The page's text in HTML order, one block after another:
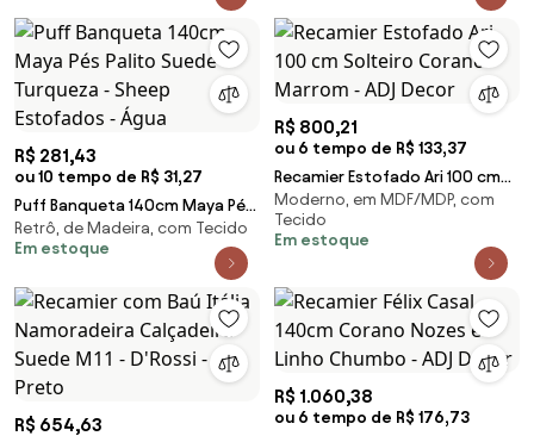
R$ 281,43
ou 10 tempo de R$ 31,27
Puff Banqueta 140cm Maya Pés
Palito Suede Turqueza - Sheep
Estofados - Água
Retrô, de Madeira, com Tecido
Em estoque
R$ 800,21
ou 6 tempo de R$ 133,37
Recamier Estofado Ari 100 cm
Solteiro Corano Marrom - ADJ
Decor
Moderno, em MDF/MDP, com
Tecido
Em estoque
R$ 654,63
R$ 1.060,38
ou 6 tempo de R$ 176,73